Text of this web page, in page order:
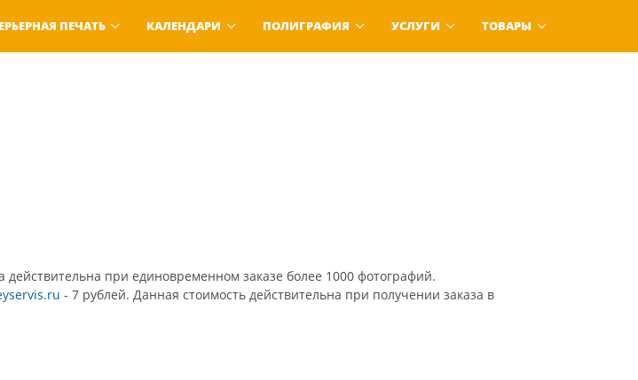
ПЕЧАТЬ КАЛЕНДАРИ ПОЛИГРАФИЯ УСЛУГИ ТОВАРЫ
при единовременном заказе более 1000 фотографий.
- 7 рублей. Данная стоимость действительна при получении заказа в